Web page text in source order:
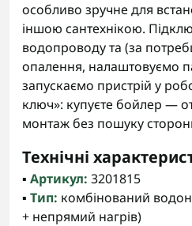
особливо зручне для
іншою сантехнікою.
водопроводу та (за
опалення, налаштовуємо
запускаємо пристрій у
ключ»: купуєте бойлер —
монтаж без пошуку
Технічні
▪️ Артикул: 3201815
▪️ Тип: комбінований
+ непрямий нагрів)